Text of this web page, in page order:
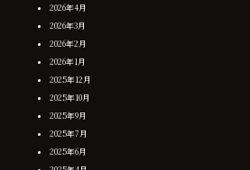
2026年4月
2026年3月
2026年2月
2026年1月
2025年12月
2025年10月
2025年9月
2025年7月
2025年6月